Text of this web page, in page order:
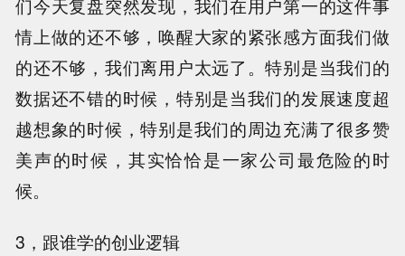
们今天复盘突然发现，我们在用户第一的这件事
情上做的还不够，唤醒大家的紧张感方面我们做
的还不够，我们离用户太远了。特别是当我们的
数据还不错的时候，特别是当我们的发展速度超
越想象的时候，特别是我们的周边充满了很多赞
美声的时候，其实恰恰是一家公司最危险的时
候。
3，跟谁学的创业逻辑